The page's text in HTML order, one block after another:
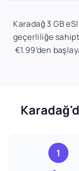
Karadağ 3 GB
geçerliliğe
€1.99'den
1